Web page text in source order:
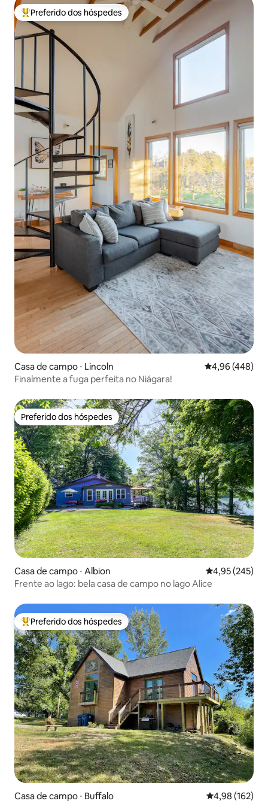
Entre os melhores preferidos dos hóspedes
Preferido dos hóspedes
Casa de campo ⋅ Lincoln 4,96 de uma
4,96 (448)
Finalmente a fuga perfeita no Niágara!
Preferido dos hóspedes
Preferido dos hóspedes
Casa de campo ⋅ Albion 4,95 de uma
4,95 (245)
Frente ao lago: bela casa de campo no lago Alice
Entre os melhores preferidos dos hóspedes
Preferido dos hóspedes
Casa de campo ⋅ Buffalo 4,98 de uma
4,98 (162)